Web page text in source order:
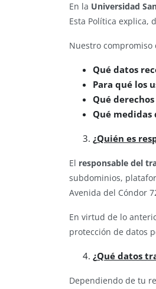
En la Universidad
Esta Política explica,
Nuestro compromiso
Qué datos
Para qué los
Qué
Qué medidas
¿Quién es
El responsable del
subdominios,
Avenida del Cóndor
En virtud de lo
protección de datos
¿Qué datos
Dependiendo de tu